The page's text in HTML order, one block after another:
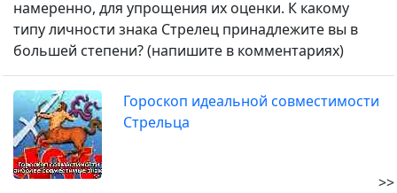
намеренно, для упрощения их оценки. К какому
типу личности знака Стрелец принадлежите вы в
большей степени? (напишите в комментариях)
Гороскоп идеальной совместимости
Стрельца
>>